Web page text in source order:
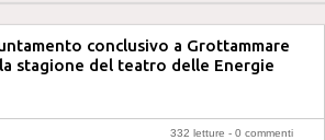
conclusivo a Grottammare
stagione del teatro delle Energie
332 letture - 0 commenti